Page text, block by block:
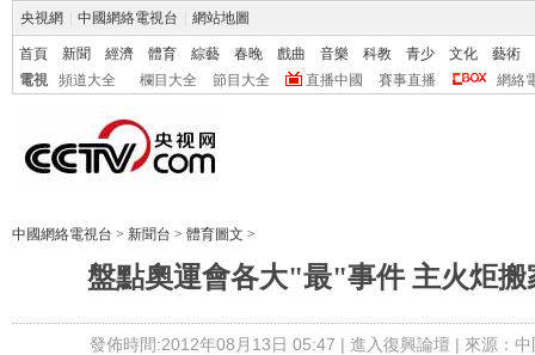
央視網 中國網絡電視台 網站地圖
首頁 新聞 經濟 體育 綜藝 春晚 戲曲 音樂 科教 青少 文化
藝術
電視
頻道大全 欄目大全 節目大全 直播中國 賽事直播 網絡
中國網絡電視台 > 新聞台 > 體育圖文 >
盤點奧運會各大"最"事件 主火炬搬
發佈時間:2012年08月13日 05:47 | 進入復興論壇 | 來源：